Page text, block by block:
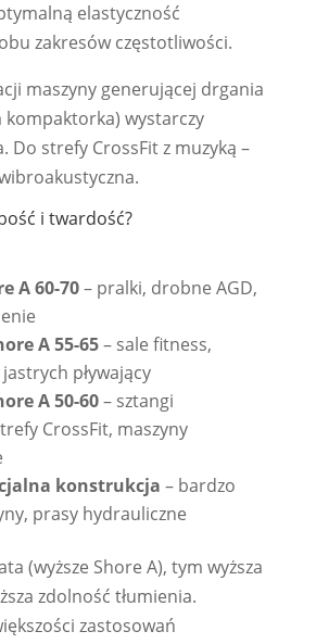
elastyczność
zakresów częstotliwości.
maszyny generującej drgania
kompaktorka) wystarczy
Do strefy CrossFit z muzyką –
i twardość?
A 60-70– pralki, drobne AGD,
A 55-65– sale fitness,
pływający
A 50-60– sztangi
CrossFit, maszyny
konstrukcja – bardzo
prasy hydrauliczne
(wyższe Shore A), tym wyższa
zdolność tłumienia.
zastosowań